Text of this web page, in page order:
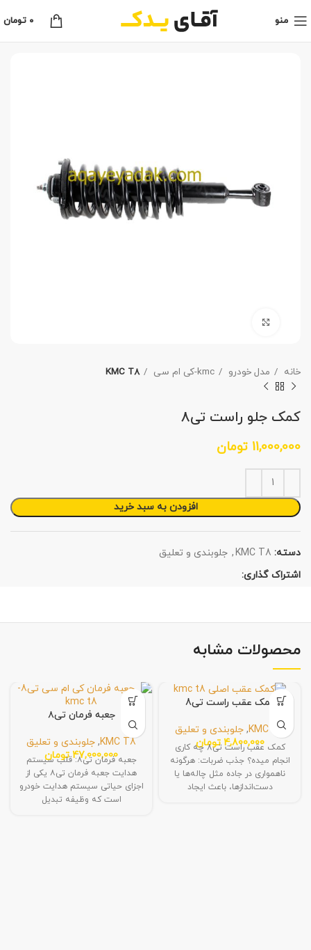
منو 0 تومان
خانه مدل خودرو kmc-کی ام سی KMC T8
کمک جلو راست تی8
11,000,000 تومان
افزودن به سبد خرید
دسته: KMC T8
, جلوبندی و تعلیق
اشتراک گذاری:
محصولات مشابه
کمک عقب راست تی8
KMC T8
, جلوبندی و تعلیق
4,800,000 تومانکمک عقب راست تی8 چه کاری
انجام میده؟ جذب ضربات: هرگونه
ناهمواری در جاده مثل چاله‌ها یا
دست‌اندازها، باعث ایجاد
جعبه فرمان تی٨
KMC T8
, جلوبندی و تعلیق
47,000,000 تومان
جعبه فرمان تی٨: قلب سیستم
هدایت جعبه فرمان تی٨ یکی از
اجزای حیاتی سیستم هدایت خودرو
است که وظیفه تبدیل